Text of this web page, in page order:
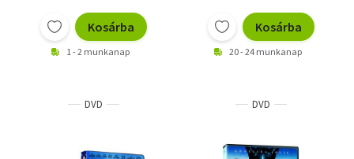
Kosárba
1 - 2 munkanap
Kosárba
20 - 24 munkanap
DVD DVD